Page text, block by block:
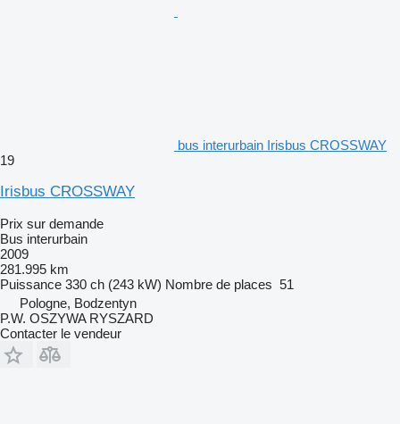
bus interurbain Irisbus CROSSWAY
19
Irisbus CROSSWAY
Prix sur demande
Bus interurbain
2009
281.995 km
Puissance 330 ch (243 kW) Nombre de places 51
Pologne, Bodzentyn
P.W. OSZYWA RYSZARD
Contacter le vendeur